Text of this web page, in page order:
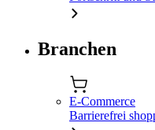
Branchen
E-Commerce
Barrierefrei